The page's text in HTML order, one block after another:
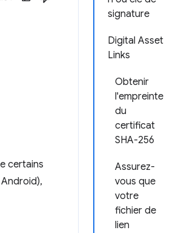
signature
Digital Asset
Links
Obtenir
l'empreinte
du
certificat
SHA-256
Assurez-
vous que
votre
fichier de
lien
certains